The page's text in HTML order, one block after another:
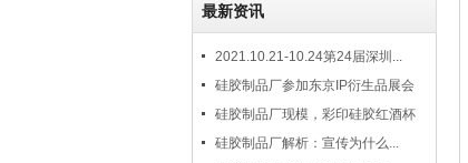
最新资讯
2021.10.21-10.24第24届深圳...
硅胶制品厂参加东京IP衍生品展会
硅胶制品厂现模，彩印硅胶红酒杯
硅胶制品厂解析：宣传为什么...